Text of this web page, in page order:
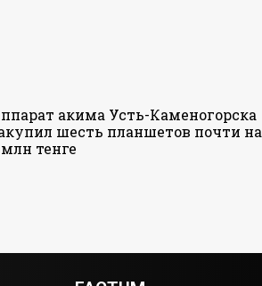
акима Усть-Каменогорска
шесть планшетов почти на
тенге